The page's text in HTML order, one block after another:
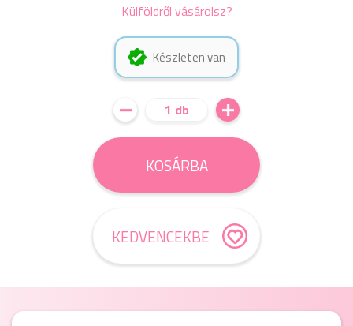
Külföldről vásárolsz?
Készleten van
1 db
KOSÁRBA
KEDVENCEKBE